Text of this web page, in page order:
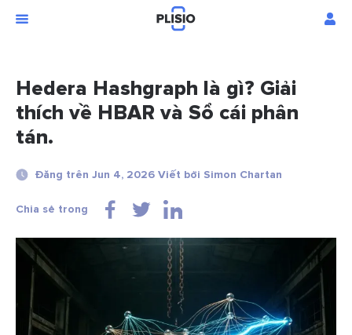
Hedera Hashgraph là gì? Giải
thích về HBAR và Sổ cái phân
tán.
Đăng trên Jun 4, 2026 Viết bởi Simon Chartan
Chia sẻ trong